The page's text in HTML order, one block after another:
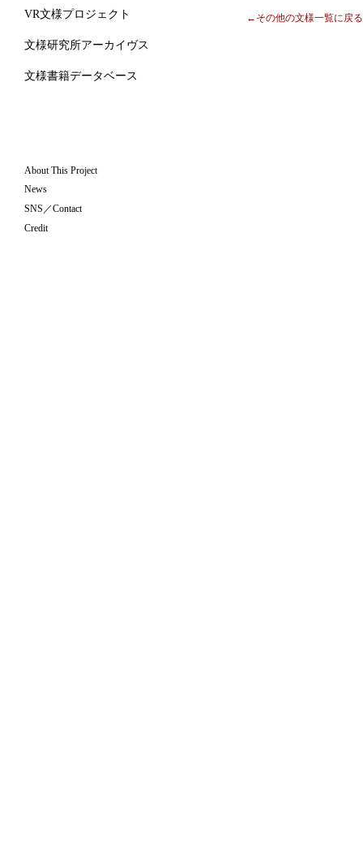
VR文様プロジェクト
文様研究所アーカイヴス
文様書籍データベース
About This Project
News
SNS／Contact
Credit
←その他の文様一覧に戻る